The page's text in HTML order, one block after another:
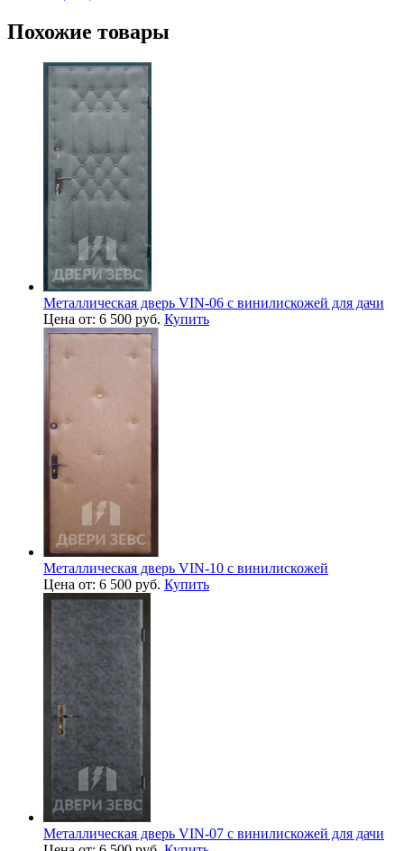
Похожие товары
Металлическая дверь VIN-06 с винилискожей для дачи
Цена от: 6 500 руб. Купить
Металлическая дверь VIN-10 с винилискожей
Цена от: 6 500 руб. Купить
Металлическая дверь VIN-07 с винилискожей для дачи